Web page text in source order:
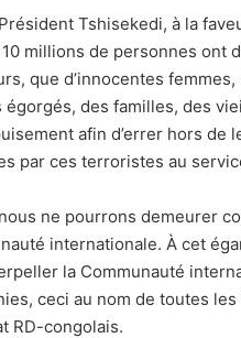
Tshisekedi, à la
millions de personnes ont
que d’innocentes
des familles, des
afin d’errer hors
par ces terroristes au
ne pourrons demeurer
internationale. À cet
la Communauté
ceci au nom de toutes
RD-congolais.